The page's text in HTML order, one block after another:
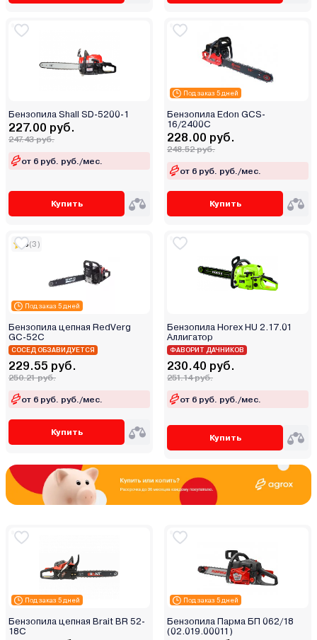
Бензопила Shall SD-5200-1
227.00 руб.
247.43 руб.
от 6 руб. руб./мес.
Купить
Под заказ 5 дней
Бензопила Edon GCS-
16/2400C
228.00 руб.
248.52 руб.
от 6 руб. руб./мес.
Купить
Под заказ 5 дней
5(3)
Бензопила цепная RedVerg
GC-52C
СОСЕД ОБЗАВИДУЕТСЯ
229.55 руб.
250.21 руб.
от 6 руб. руб./мес.
Купить
Бензопила Horex HU 2.17.01
Аллигатор
ФАВОРИТ ДАЧНИКОВ
230.40 руб.
251.14 руб.
от 6 руб. руб./мес.
Купить
Под заказ 5 дней
Бензопила цепная Brait BR 52-
18C
Под заказ 5 дней
Бензопила Парма БП 062/18
(02.019.00011)